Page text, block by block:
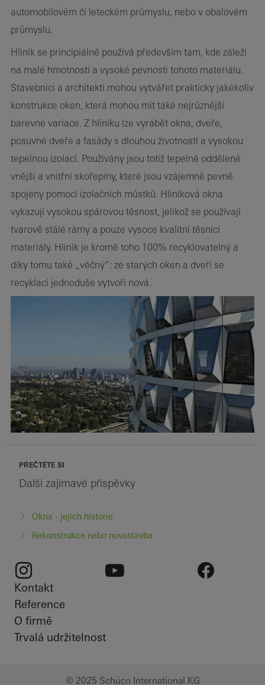
automobilovém či leteckém průmyslu, nebo v obalovém
průmyslu.
Hliník se principiálně používá především tam, kde záleží
na malé hmotnosti a vysoké pevnosti tohoto materiálu.
Stavebníci a architekti mohou vytvářet prakticky jakékoliv
konstrukce oken, která mohou mít také nejrůznější
barevné variace. Z hliníku lze vyrábět okna, dveře,
posuvné dveře a fasády s dlouhou životností a vysokou
tepelnou izolací. Používány jsou totiž tepelně oddělené
vnější a vnitřní skořepiny, které jsou vzájemně pevně
spojeny pomocí izolačních můstků. Hliníková okna
vykazují vysokou spárovou těsnost, jelikož se používají
tvarově stálé rámy a pouze vysoce kvalitní těsnící
materiály. Hliník je kromě toho 100% recyklovatelný a
díky tomu také „věčný“: ze starých oken a dveří se
recyklací jednoduše vytvoří nová.
PŘEČTĚTE SI
Další zajímavé příspěvky
Okna - jejich historie
Rekonstrukce nebo novostavba
Instagram
Kontakt
Reference
O firmě
Trvalá udržitelnost
© 2025 Schüco International KG